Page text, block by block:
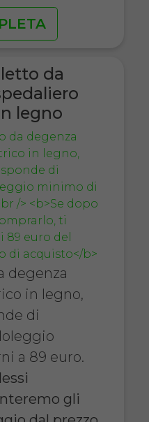
da
legno
degenza
in legno,
di
a 89 euro.
gli